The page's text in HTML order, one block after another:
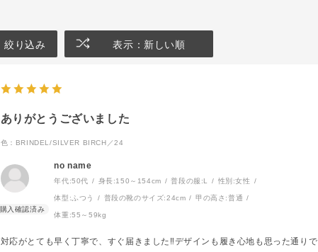
絞り込み 表示：新しい順
ありがとうございました
色：BRINDEL/SILVER BIRCH／24
no name
年代:50代 身長:150～154cm 普段の服:L 性別:女性
体型: ふつう 普段の靴のサイズ:24cm 甲の高さ:普通
体重:55～59kg
対応がとても早く丁寧で、すぐ届きました‼️デザインも履き心地も思った通り